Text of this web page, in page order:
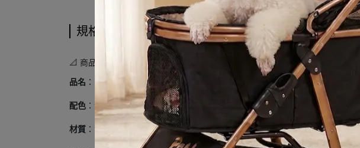
規格說明
📐 商品規格
品名 ：方頭寵物罐頭專用矽膠勺
配色 ：清新綠、溫柔粉、質感灰（馬卡龍系配色）
材質 ：食品級矽膠 + 尼龍內芯（耐用且安全無毒）